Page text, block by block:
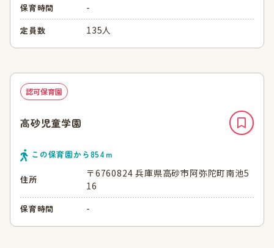
保育時間 -
定員数 135人
認可保育園
高砂児童学園
この保育園から854 ｍ
住所
〒6760824 兵庫県高砂市阿弥陀町南池5
16
保育時間 -